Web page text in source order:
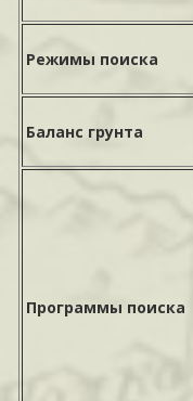
Режимы поиска
Баланс грунта
Программы поиска